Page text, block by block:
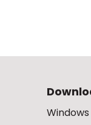
Windows